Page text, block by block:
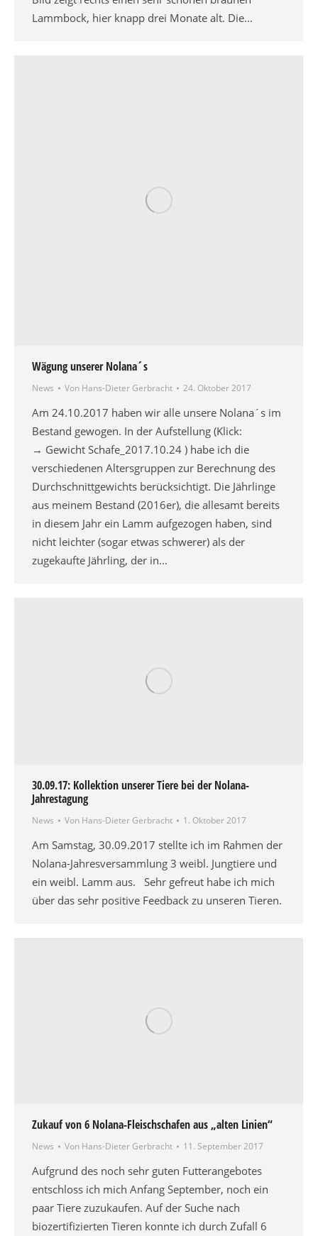
Lammbock, hier knapp drei Monate alt. Die…
Wägung unserer Nolana´s
News Von Hans-Dieter Gerbracht 24. Oktober 2017
Am 24.10.2017 haben wir alle unsere Nolana´s im
Bestand gewogen. In der Aufstellung (Klick:
→ Gewicht Schafe_2017.10.24 ) habe ich die
verschiedenen Altersgruppen zur Berechnung des
Durchschnittgewichts berücksichtigt. Die Jährlinge
aus meinem Bestand (2016er), die allesamt bereits
in diesem Jahr ein Lamm aufgezogen haben, sind
nicht leichter (sogar etwas schwerer) als der
zugekaufte Jährling, der in…
30.09.17: Kollektion unserer Tiere bei der Nolana-
Jahrestagung
News Von Hans-Dieter Gerbracht 1. Oktober 2017
Am Samstag, 30.09.2017 stellte ich im Rahmen der
Nolana-Jahresversammlung 3 weibl. Jungtiere und
ein weibl. Lamm aus. Sehr gefreut habe ich mich
über das sehr positive Feedback zu unseren Tieren.
Zukauf von 6 Nolana-Fleischschafen aus „alten Linien“
News Von Hans-Dieter Gerbracht 11. September 2017
Aufgrund des noch sehr guten Futterangebotes
entschloss ich mich Anfang September, noch ein
paar Tiere zuzukaufen. Auf der Suche nach
biozertifizierten Tieren konnte ich durch Zufall 6